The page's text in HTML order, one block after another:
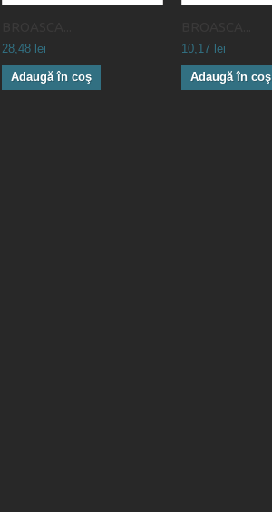
28,48 lei
Adaugă în coş
10,17 lei
Adaugă în coş